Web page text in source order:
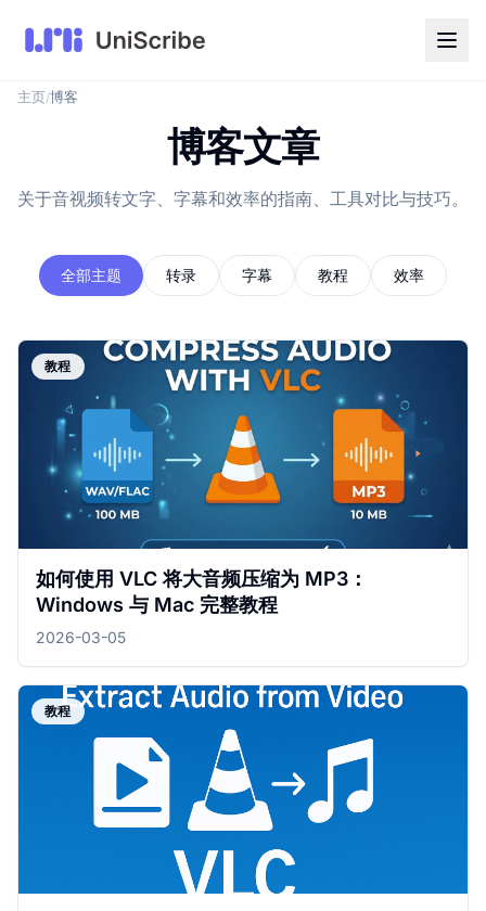
主页/博客
博客文章
关于音视频转文字、字幕和效率的指南、工具对比与技巧。
全部主题 转录 字幕 教程 效率
教程
如何使用 VLC 将大音频压缩为 MP3：
Windows 与 Mac 完整教程
2026-03-05
教程